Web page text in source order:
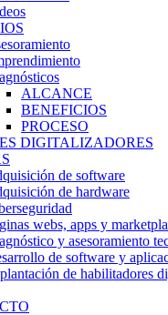
ALCANCE
BENEFICIOS
PROCESO
DIGITALIZADORES
de software
de hardware
webs, apps y
y asesoramiento
de software y
de habilitadores